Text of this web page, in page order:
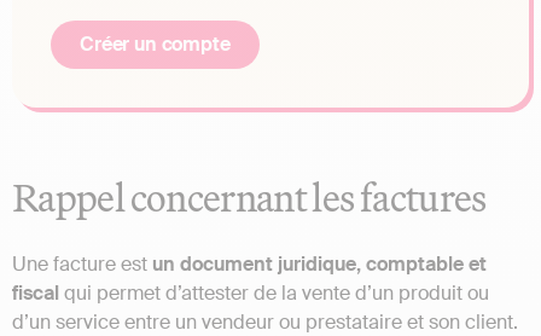
Créer un compte
Rappel concernant les factures
Une facture est un document juridique, comptable et
fiscal qui permet d’attester de la vente d’un produit ou
d’un service entre un vendeur ou prestataire et son client.